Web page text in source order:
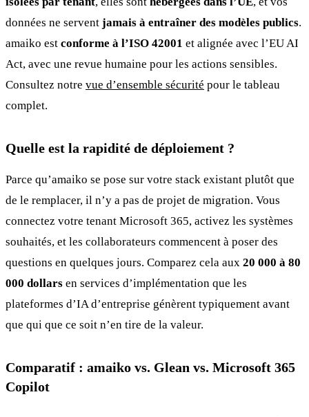
données ne servent jamais à entraîner des modèles publics.
amaiko est conforme à l’ISO 42001 et alignée avec l’EU AI
Act, avec une revue humaine pour les actions sensibles.
Consultez notre vue d’ensemble sécurité pour le tableau
complet.
Quelle est la rapidité de déploiement ?
Parce qu’amaiko se pose sur votre stack existant plutôt que
de le remplacer, il n’y a pas de projet de migration. Vous
connectez votre tenant Microsoft 365, activez les systèmes
souhaités, et les collaborateurs commencent à poser des
questions en quelques jours. Comparez cela aux 20 000 à 80
000 dollars en services d’implémentation que les
plateformes d’IA d’entreprise génèrent typiquement avant
que qui que ce soit n’en tire de la valeur.
Comparatif : amaiko vs. Glean vs. Microsoft 365
Copilot